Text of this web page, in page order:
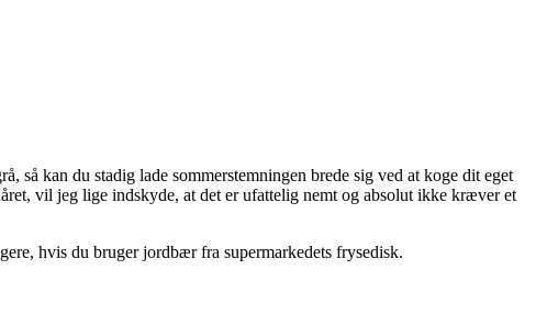
så kan du stadig lade sommerstemningen brede sig ved at koge dit eget
vil jeg lige indskyde, at det er ufattelig nemt og absolut ikke kræver et
hvis du bruger jordbær fra supermarkedets frysedisk.